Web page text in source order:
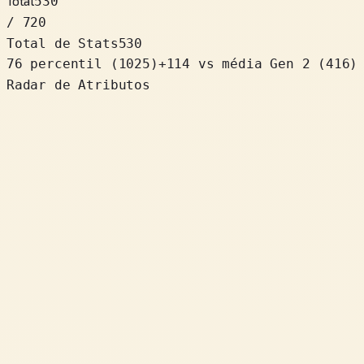
/ 720
Total de Stats530
76 percentil
( 1025 )+114
vs média Gen 2 (416)
Radar de Atributos